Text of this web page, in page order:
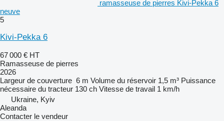
ramasseuse de pierres Kivi-Pekka 6
neuve
5
Kivi-Pekka 6
67 000 € HT
Ramasseuse de pierres
2026
Largeur de couverture 6 m Volume du réservoir 1,5 m³ Puissance
nécessaire du tracteur 130 ch Vitesse de travail 1 km/h
Ukraine, Kyiv
Aleanda
Contacter le vendeur